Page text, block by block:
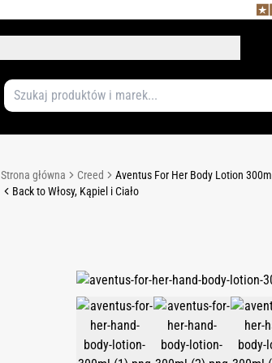
Strona główna Creed
Aventus For Her Body Lotion 300ml
Back to Włosy, Kąpiel i Ciało